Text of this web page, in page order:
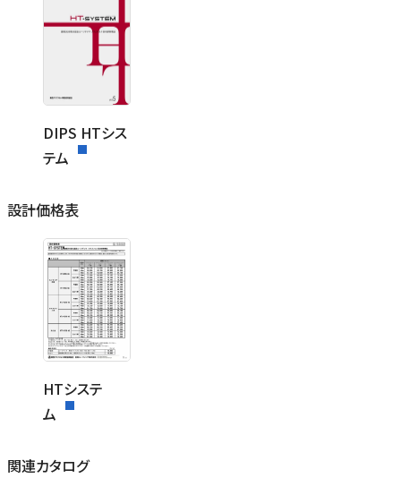
DIPS HTシス
テム
設計価格表
HTシステ
ム
関連カタログ